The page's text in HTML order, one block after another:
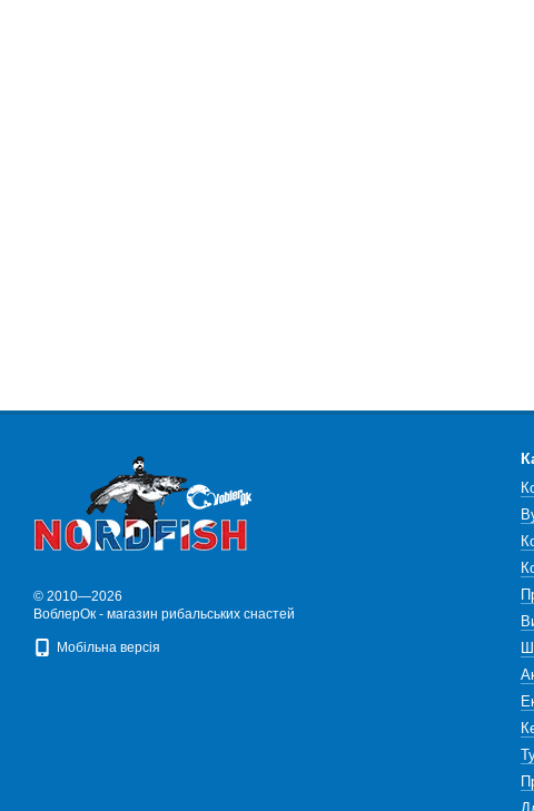
© 2010—2026
ВоблерОк - магазин рибальських снастей
Мобільна версія